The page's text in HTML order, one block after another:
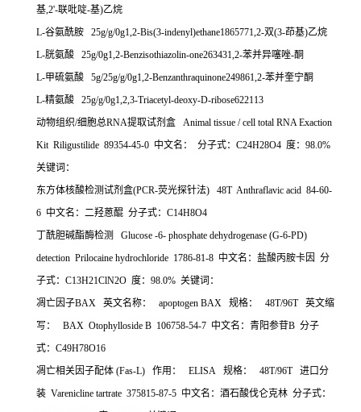
基,2'-联吡啶-基)乙烷
L-谷氨酰胺 25g/g/0g1,2-Bis(3-indenyl)ethane1865771,2-双(3-茚基)乙烷
L-胱氨酸 25g/0g1,2-Benzisothiazolin-one263431,2-苯并异噻唑-酮
L-甲硫氨酸 5g/25g/g/0g1,2-Benzanthraquinone249861,2-苯并奎宁酮
L-精氨酸 25g/g/0g1,2,3-Triacetyl-deoxy-D-ribose622113
动物组织/细胞总RNA提取试剂盒 Animal tissue / cell total RNA Exaction
Kit Riligustilide 89354-45-0 中文名： 分子式： C24H28O4 度： 98.0%
关键词：
东方体核酸检测试剂盒(PCR-荧光探针法) 48T Anthraflavic acid 84-60-
6 中文名：二羟蒽醌 分子式： C14H8O4
丁酰胆碱酯酶检测
Glucose -6- phosphate dehydrogenase (G-6-PD)
detection Prilocaine hydrochloride 1786-81-8 中文名：盐酸丙胺卡因 分
子式： C13H21ClN2O 度： 98.0% 关键词：
凋亡因子BAX 英文名称： apoptogen BAX 规格： 48T/96T 英文缩
写：
BAX Otophylloside B 106758-54-7 中文名：青阳参苷B 分子
式： C49H78O16
凋亡相关因子配体 (Fas-L) 作用： ELISA 规格： 48T/96T 进口分
装 Varenicline tartrate 375815-87-5 中文名：酒石酸伐仑克林 分子式：